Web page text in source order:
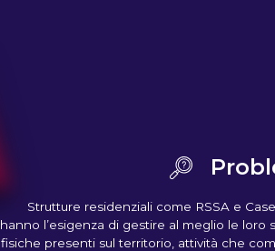
Strutture residenziali come RSSA e
hanno l’esigenza di gestire al meglio le loro
fisiche presenti sul territorio, attività che